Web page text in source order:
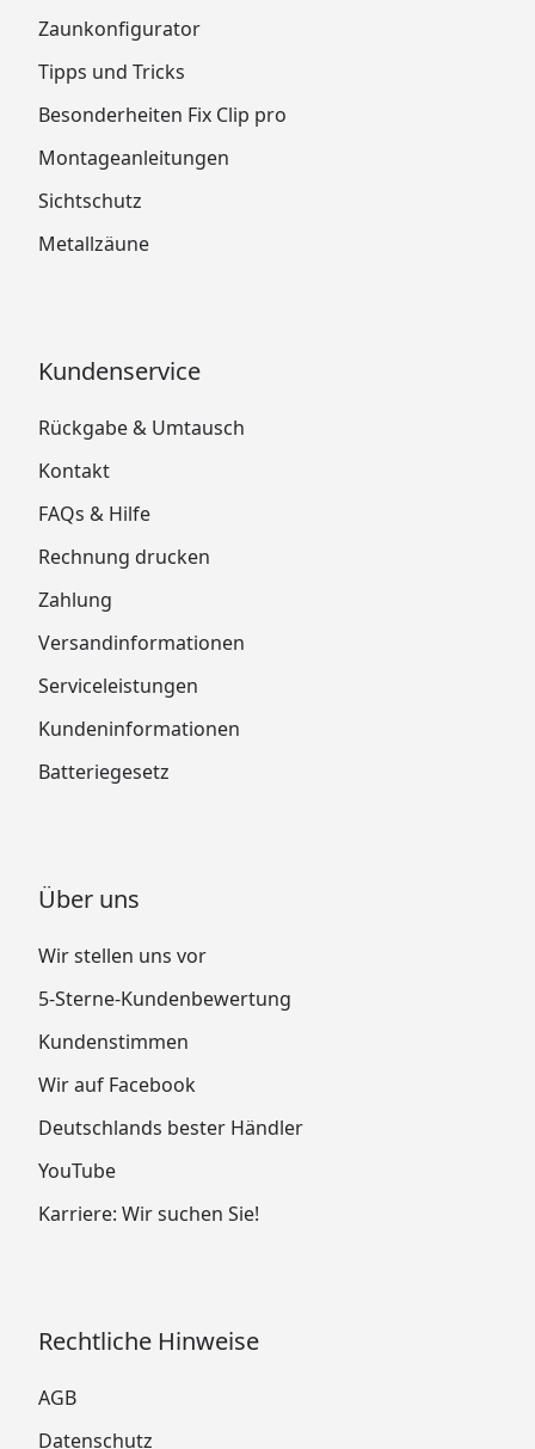
Zaunkonfigurator
Tipps und Tricks
Besonderheiten Fix Clip pro
Montageanleitungen
Sichtschutz
Metallzäune
Kundenservice
Rückgabe & Umtausch
Kontakt
FAQs & Hilfe
Rechnung drucken
Zahlung
Versandinformationen
Serviceleistungen
Kundeninformationen
Batteriegesetz
Über uns
Wir stellen uns vor
5-Sterne-Kundenbewertung
Kundenstimmen
Wir auf Facebook
Deutschlands bester Händler
YouTube
Karriere: Wir suchen Sie!
Rechtliche Hinweise
AGB
Datenschutz